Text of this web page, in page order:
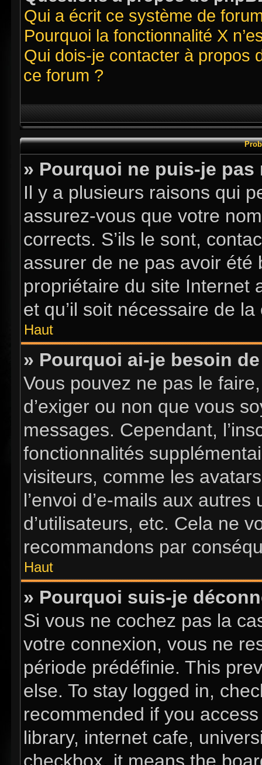
Qui a écrit ce système de
Pourquoi la fonctionnalité X
Qui dois-je contacter à propos
ce forum ?
» Pourquoi ne puis-je pas
Il y a plusieurs raisons qui
assurez-vous que votre
corrects. S’ils le sont,
assurer de ne pas avoir
propriétaire du site Internet
et qu’il soit nécessaire de la
Haut
» Pourquoi ai-je besoin
Vous pouvez ne pas le
d’exiger ou non que vous
messages. Cependant,
fonctionnalités
visiteurs, comme les
l’envoi d’e-mails aux
d’utilisateurs, etc. Cela ne
recommandons par
Haut
» Pourquoi suis-je
Si vous ne cochez pas la
votre connexion, vous ne
période prédéfinie. This
else. To stay logged in,
recommended if you
library, internet cafe,